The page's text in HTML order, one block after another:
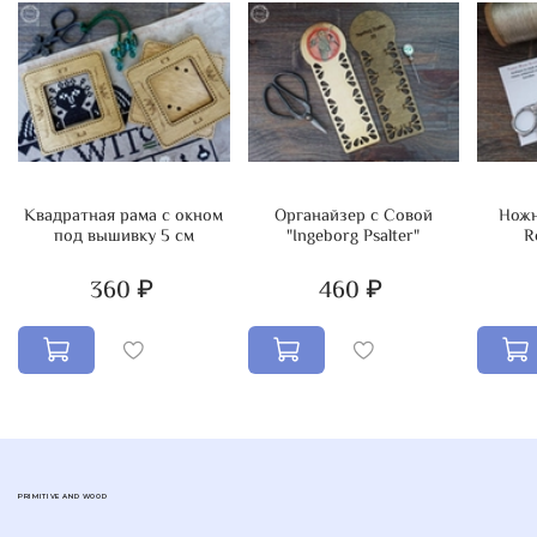
Квадратная рама с окном
под вышивку 5 см
360 ₽
Органайзер с Совой
"Ingeborg Psalter"
460 ₽
PRIMITIVE AND WOOD